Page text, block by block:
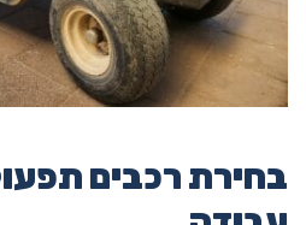
בחירת רכבים